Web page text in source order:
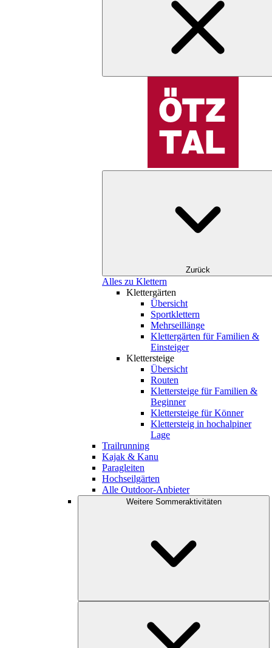
Zurück
Alles zu Klettern
Klettergärten
Übersicht
Sportklettern
Mehrseillänge
Klettergärten für Familien &
Einsteiger
Klettersteige
Übersicht
Routen
Klettersteige für Familien &
Beginner
Klettersteige für Könner
Klettersteig in hochalpiner
Lage
Trailrunning
Kajak & Kanu
Paragleiten
Hochseilgärten
Alle Outdoor-Anbieter
Weitere Sommeraktivitäten